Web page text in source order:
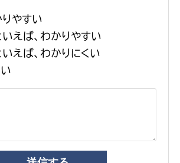
やすい
えば、わかりやすい
えば、わかりにくい